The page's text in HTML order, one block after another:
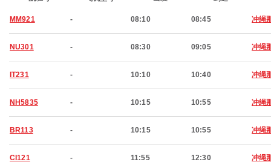
MM921 - 08:10 08:45 冲绳
NU301 - 08:30 09:05 冲绳
IT231 - 10:10 10:40 冲绳
NH5835 - 10:15 10:55 冲绳
BR113 - 10:15 10:55 冲绳
CI121 - 11:55 12:30 冲绳